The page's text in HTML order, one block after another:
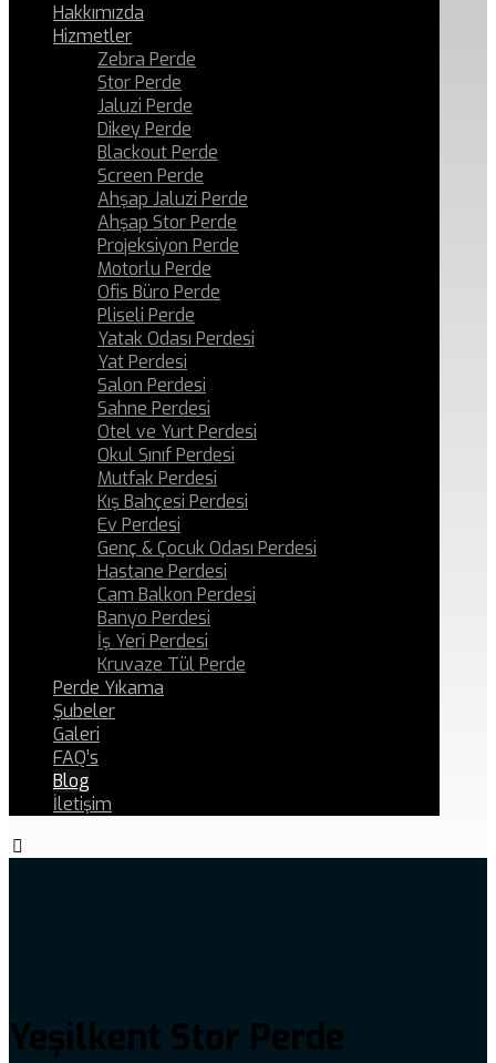
Hakkımızda
Hizmetler
Zebra Perde
Stor Perde
Jaluzi Perde
Dikey Perde
Blackout Perde
Screen Perde
Ahşap Jaluzi Perde
Ahşap Stor Perde
Projeksiyon Perde
Motorlu Perde
Ofis Büro Perde
Pliseli Perde
Yatak Odası Perdesi
Yat Perdesi
Salon Perdesi
Sahne Perdesi
Otel ve Yurt Perdesi
Okul Sınıf Perdesi
Mutfak Perdesi
Kış Bahçesi Perdesi
Ev Perdesi
Genç & Çocuk Odası Perdesi
Hastane Perdesi
Cam Balkon Perdesi
Banyo Perdesi
İş Yeri Perdesi
Kruvaze Tül Perde
Perde Yıkama
Şubeler
Galeri
FAQ’s
Blog
İletişim
Yeşilkent Stor Perde